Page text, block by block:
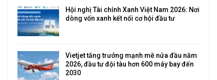
Hội nghị Tài chính Xanh Việt Nam 2026: Nơi
dòng vốn xanh kết nối cơ hội đầu tư
Vietjet tăng trưởng mạnh mẽ nửa đầu năm
2026, đầu tư đội tàu hơn 600 máy bay đến
2030